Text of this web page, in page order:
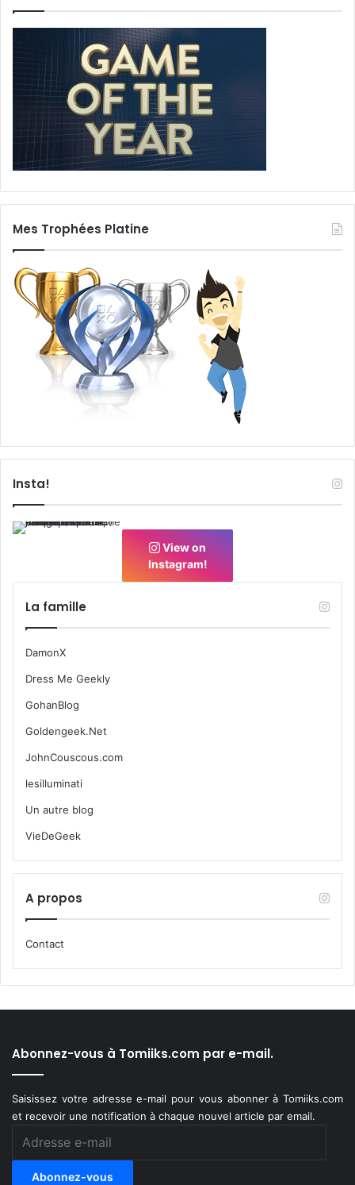
Mes Trophées Platine
Insta!
View on
Instagram!
La famille
DamonX
Dress Me Geekly
GohanBlog
Goldengeek.Net
JohnCouscous.com
lesilluminati
Un autre blog
VieDeGeek
A propos
Contact
Abonnez-vous à Tomiiks.com par e-mail.
Saisissez votre adresse e-mail pour vous abonner à Tomiiks.com
et recevoir une notification à chaque nouvel article par email.
Abonnez-vous